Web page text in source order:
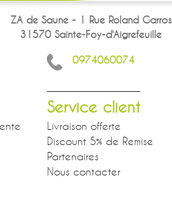
ZA de Saune - 1 Rue Roland Garros
31570 Sainte-Foy-d'Aigrefeuille
0974060074
Service client
Livraison offerte
Discount 5% de Remise
Partenaires
Nous contacter